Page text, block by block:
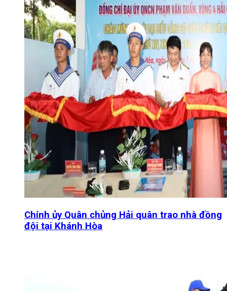
Chính ủy Quân chủng Hải quân trao nhà đồng
đội tại Khánh Hòa